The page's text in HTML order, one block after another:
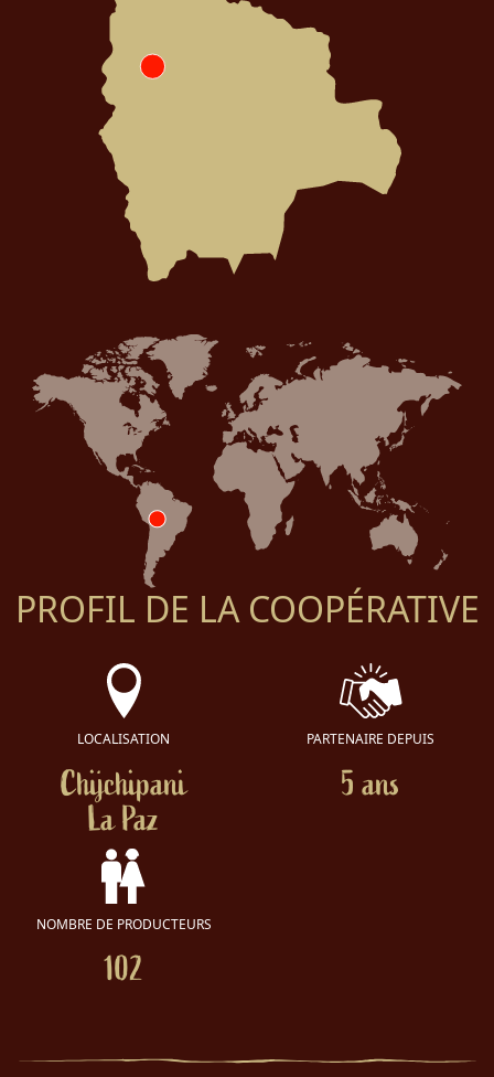
PROFIL DE LA COOPÉRATIVE
LOCALISATION
Chijchipani
La Paz
PARTENAIRE DEPUIS
5 ans
NOMBRE DE PRODUCTEURS
102